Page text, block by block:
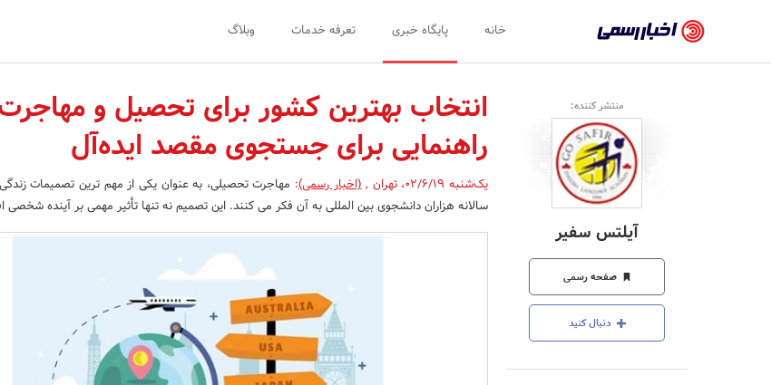
رسمی
-
اخبار
تایید
شده
شرکت‌ها،
سازمان‌ها
و
روابط
عمومی‌ها
خانه پایگاه خبری تعرفه خدمات وبلاگ
منتشر کننده:
آیلتس سفیر
صفحه رسمی
دنبال کنید
انتخاب بهترین کشور برای تحصیل و
راهنمایی برای جستجوی مقصد ایده‌آل
یک‌شنبه 02/6/19 ،تهران ,(اخبار رسمی): مهاجرت تحصیلی، به عنوان یکی از مهم ترین تصمیمات
سالانه هزاران دانشجوی بین المللی به آن فکر می کنند. این تصمیم نه تنها تأثیر مهمی بر آینده شخصی